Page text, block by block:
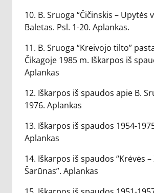
10. B. Sruoga “Čičinskis – Upytės
Baletas. Psl. 1-20. Aplankas.
11. B. Sruoga “Kreivojo tilto”
Čikagoje 1985 m. Iškarpos iš
Aplankas
12. Iškarpos iš spaudos apie B.
1976. Aplankas
13. Iškarpos iš spaudos 1954-
Aplankas
14. Iškarpos iš spaudos “Krėvės
Šarūnas”. Aplankas